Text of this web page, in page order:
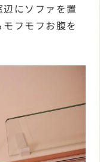
にソファを置
フモフお腹を